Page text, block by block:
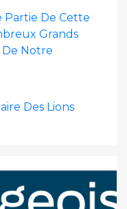
Partie De Cette
Grands
De Notre
Des Lions